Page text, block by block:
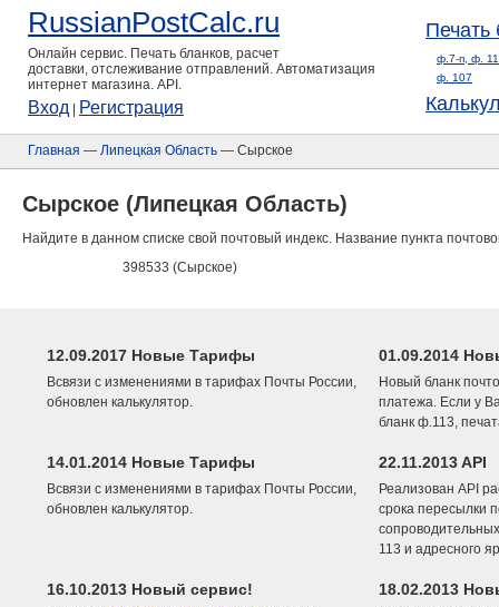
RussianPostCalc.ru
Онлайн сервис. Печать бланков, расчет
доставки, отслеживание отправлений. Автоматизация
интернет магазина. API.
Вход Регистрация
Печать
ф.7-п, ф.
ф. 107
Главная — Липецкая Область — Сырское
Сырское (Липецкая Область)
Найдите в данном списке свой почтовый индекс. Название пункта
398533 (Сырское)
12.09.2017 Новые Тарифы
Всвязи с изменениями в тарифах Почты России,
обновлен калькулятор.
01.09.2014
Новый бланк
платежа. Если у
бланк ф.113,
14.01.2014 Новые Тарифы
Всвязи с изменениями в тарифах Почты России,
обновлен калькулятор.
22.11.2013 API
Реализован API
срока пересылки
113 и адресного
16.10.2013 Новый сервис! 18.02.2013